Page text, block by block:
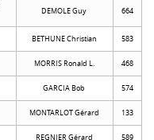
DEMOLE Guy 664
BETHUNE Christian 583
MORRIS Ronald L. 468
GARCIA Bob 574
MONTARLOT Gérard 133
REGNIER Gérard 589